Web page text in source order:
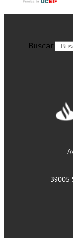
Buscar
39005